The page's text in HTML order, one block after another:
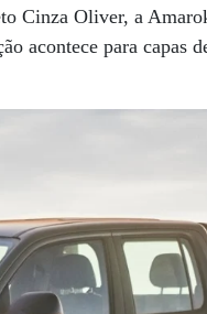
Cinza Oliver, a
acontece para capas